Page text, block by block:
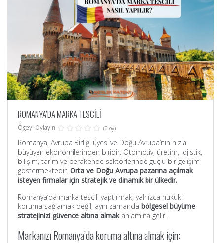
ROMANYA’DA MARKA TESCİLİ
Ögeyi Oylayın (0 oy)
Romanya, Avrupa Birliği üyesi ve Doğu Avrupa’nın hızla
büyüyen ekonomilerinden biridir. Otomotiv, üretim, lojistik,
bilişim, tarım ve perakende sektörlerinde güçlü bir gelişim
göstermektedir. Orta ve Doğu Avrupa pazarına açılmak
isteyen firmalar için stratejik ve dinamik bir ülkedir.
Romanya’da marka tescili yaptırmak; yalnızca hukuki
koruma sağlamak değil, aynı zamanda bölgesel büyüme
stratejinizi güvence altına almakanlamına gelir.
Markanızı Romanya’da koruma altına almak için: